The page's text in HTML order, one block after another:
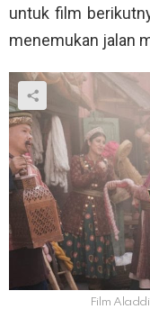
untuk film
menemukan jalan
Film